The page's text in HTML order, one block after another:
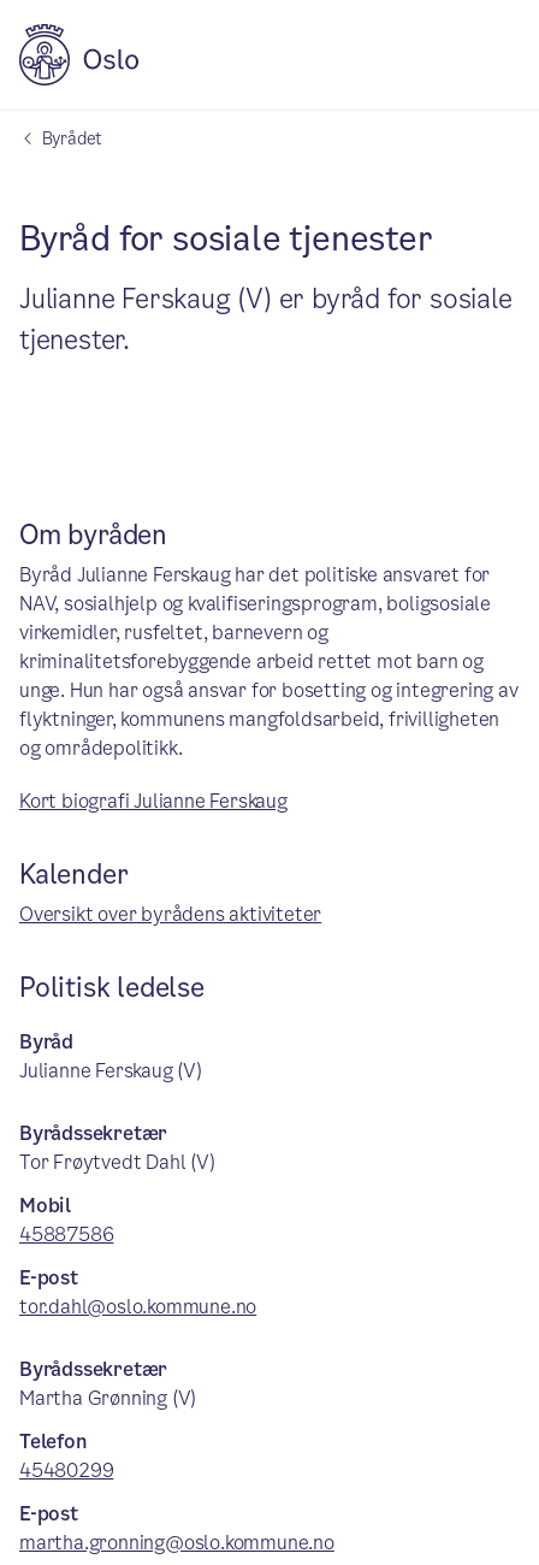
Byrådet
Byråd for sosiale tjenester
Julianne Ferskaug (V) er byråd for sosiale
tjenester.
Om byråden
Byråd Julianne Ferskaug har det politiske ansvaret for
NAV, sosialhjelp og kvalifiseringsprogram, boligsosiale
virkemidler, rusfeltet, barnevern og
kriminalitetsforebyggende arbeid rettet mot barn og
unge. Hun har også ansvar for bosetting og integrering av
flyktninger, kommunens mangfoldsarbeid, frivilligheten
og områdepolitikk.
Kort biografi Julianne Ferskaug
Kalender
Oversikt over byrådens aktiviteter
Politisk ledelse
Byråd
Julianne Ferskaug (V)
Byrådssekretær
Tor Frøytvedt Dahl (V)
Mobil
45887586
E-post
tor.dahl@oslo.kommune.no
Byrådssekretær
Martha Grønning (V)
Telefon
45480299
E-post
martha.gronning@oslo.kommune.no